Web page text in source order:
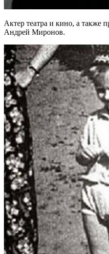
Актер театра и кино, а также
Андрей Миронов.